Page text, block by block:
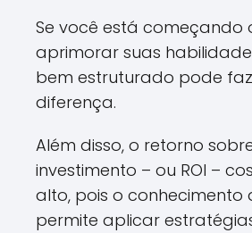
Se você está começando
aprimorar suas
bem estruturado pode
diferença.
Além disso, o retorno
investimento – ou ROI –
alto, pois o conhecimento
permite aplicar